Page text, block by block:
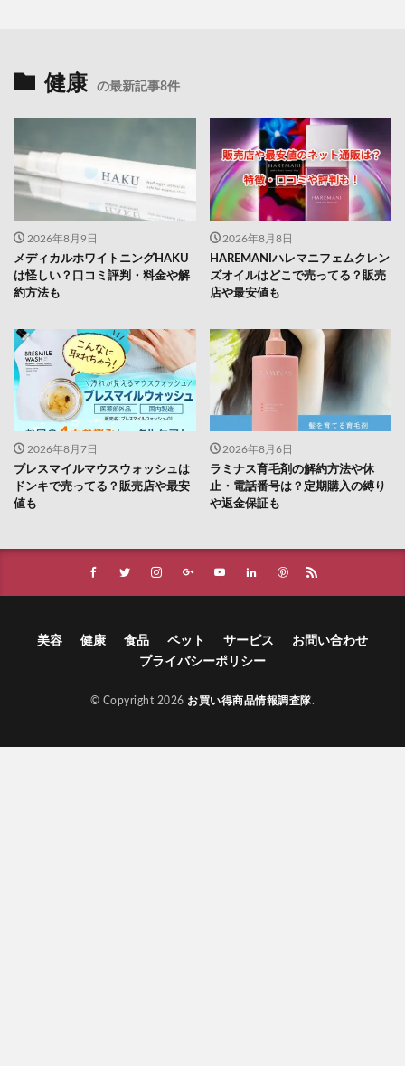
健康 の最新記事8件
2026年8月9日
メディカルホワイトニングHAKU
は怪しい？口コミ評判・料金や解
約方法も
2026年8月8日
HAREMANIハレマニフェムクレン
ズオイルはどこで売ってる？販売
店や最安値も
2026年8月7日
ブレスマイルマウスウォッシュは
ドンキで売ってる？販売店や最安
値も
2026年8月6日
ラミナス育毛剤の解約方法や休
止・電話番号は？定期購入の縛り
や返金保証も
美容 健康 食品 ペット サービス
お問い合わせ
プライバシーポリシー
© Copyright 2026 お買い得商品情報調査隊.